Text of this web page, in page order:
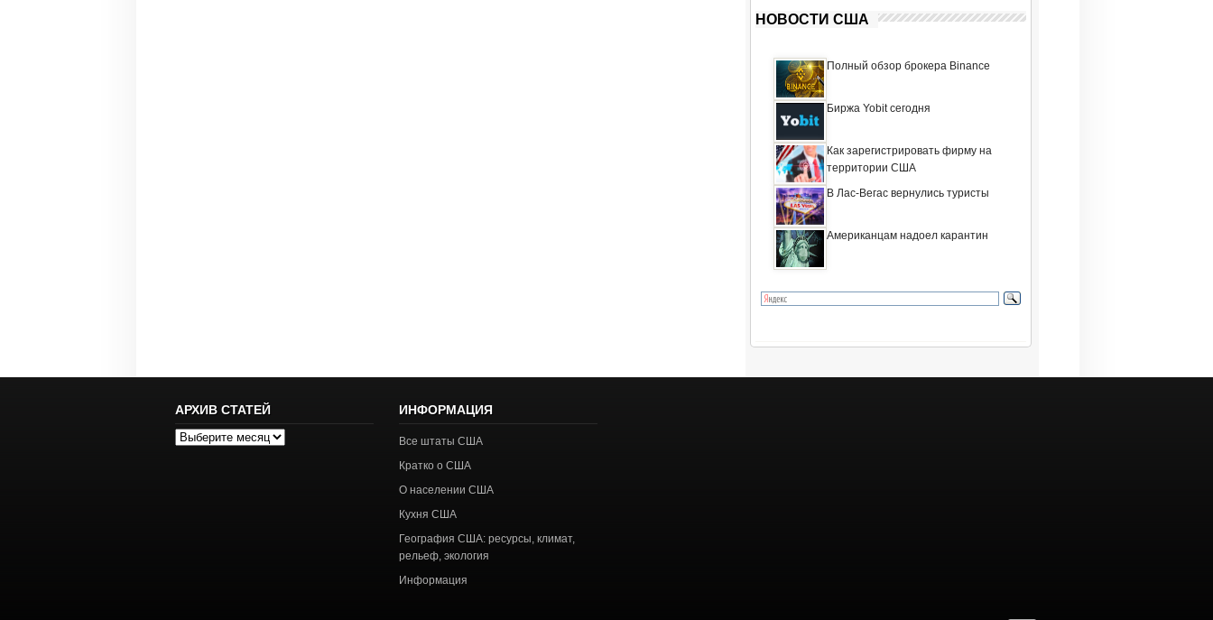
НОВОСТИ США
Полный обзор брокера Binance
Биржа Yobit сегодня
Как зарегистрировать фирму на
территории США
В Лас-Вегас вернулись туристы
Американцам надоел карантин
АРХИВ СТАТЕЙ
Архив
ИНФОРМАЦИЯ
Все штаты США
Кратко о США
О населении США
Кухня США
География США: ресурсы, климат,
рельеф, экология
Информация